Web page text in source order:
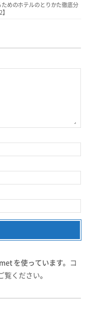
めのホテルのとりかた徹底分
】
を使っています。 コ
覧ください。